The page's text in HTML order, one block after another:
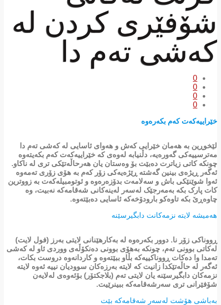
شۆفێری کردن لە
کەشی تەم دا
0
0
0
0
خێراییەکەت کەم بکەرەوە
لێخوڕین بە هەمان خێرایی کەش و هەوای ئاسایی لە کەشی تەم دا
مەترسییەکی گەورەیە، دڵنیابە لەوەی کە خێراییەکەت کەم بکەیتەوە
چونکە کاتی زیاترت دەبێت بۆ وەستان یان هەرحاڵەتێکی تری لە ناکاو.
ئەگەر ڕیژەی بینین گەشتە ڕێژەیەکی زۆر کەم بە هۆی زۆری تەمەوە
ئەوا شوێنێکی باش و سەلامەت بدۆزەرەوە و ئوتومبیلەکەت بە زووترین
کات پارک بکە بەمەرجێک لەسەر لەینەکانی شەقامەکە نەبیت، وە
چاوەڕێ بکە تاوەکو بارودۆخەکە ئاسایی دەبێتەوە.
هەمیشە لایتە نزمەکانت دابگیرسێنە
ڕووناکی زۆر نا. دوور بکەرەوە لە بەکارهێنانی لایتی بەرز (فول لایت)
لەکاتی بوونی تەم، چونکە بەهۆی بوونی دەنکۆڵەی ووردی ئاو لە کەشی
تەمدا وا دەکات ڕووناکییەکە بڵاو ببێتەوە و کاردانەوە دروست بکات،
ئەگەر لە حاڵەتێکدا زانیت کە لایتە بەرزەکان سوودیان نییە ئەوە لایتە
نزمەکان دابگیرسێنە یان لایتی تەم (بلاجکتۆر) بۆئەوەی لەلایەن
شۆفێرانی تری سەرشەقامەکە ببینرێیت.
بەباشی هۆشت لەسەر شەقامەکە بێت